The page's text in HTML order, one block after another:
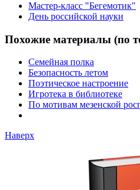
Мастер-класс "Бегемотик"
День российской науки
Похожие материалы (по
Семейная полка
Безопасность летом
Поэтическое настроение
Игротека в библиотеке
По мотивам мезенской
Наверх